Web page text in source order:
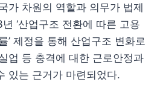
가 차원의 역할과 의무가 법제
‘산업구조 전환에 따른 고용
’ 제정을 통해 산업구조 변화로
업 등 충격에 대한 근로안정과
있는 근거가 마련되었다.